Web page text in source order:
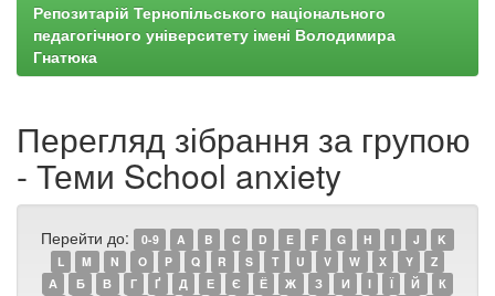
Репозитарій Тернопільського національного
педагогічного університету імені Володимира
Гнатюка
Перегляд зібрання за групою
- Теми School anxiety
Перейти до: 0-9 A B C D E F G H I J
K
L
M N O P Q R S T U V W X Y
Z
А
Б В Г Ґ Д Е Є Ё Ж З И І Ї Й
К